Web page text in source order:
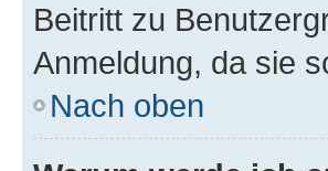
Beitritt zu
Anmeldung, da sie
Nach oben